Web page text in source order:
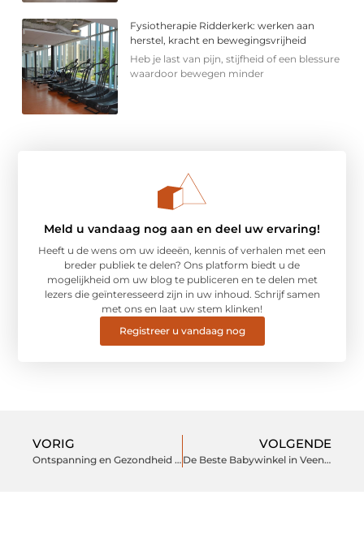
Fysiotherapie Ridderkerk: werken aan
herstel, kracht en bewegingsvrijheid
Heb je last van pijn, stijfheid of een blessure
waardoor bewegen minder
Meld u vandaag nog aan en deel uw ervaring!
Heeft u de wens om uw ideeën, kennis of verhalen met een
breder publiek te delen? Ons platform biedt u de
mogelijkheid om uw blog te publiceren en te delen met
lezers die geïnteresseerd zijn in uw inhoud. Schrijf samen
met ons en laat uw stem klinken!
Registreer u vandaag nog
VORIG
Ontspanning en Gezondheid in Vlaardingen Ontdekken met Massage
VOLGENDE
De Beste Babywinkel in Veenendaal die Iedere Nieuwe Ouder Moet Kennen